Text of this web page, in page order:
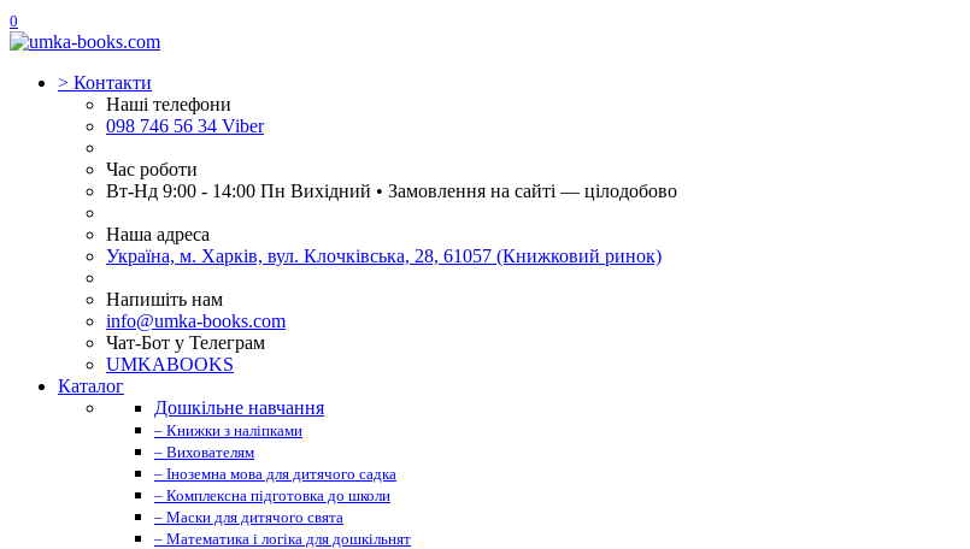
0
> Контакти
Наші телефони
098 746 56 34 Viber
Час роботи
Вт-Нд 9:00 - 14:00 Пн Вихідний • Замовлення на сайті — цілодобово
Наша адреса
Україна, м. Харків, вул. Клочківська, 28, 61057 (Книжковий ринок)
Напишіть нам
info@umka-books.com
Чат-Бот у Телеграм
UMKABOOKS
Каталог
Дошкільне навчання
– Книжки з наліпками
– Вихователям
– Іноземна мова для дитячого садка
– Комплексна підготовка до школи
– Маски для дитячого свята
– Математика і логіка для дошкільнят